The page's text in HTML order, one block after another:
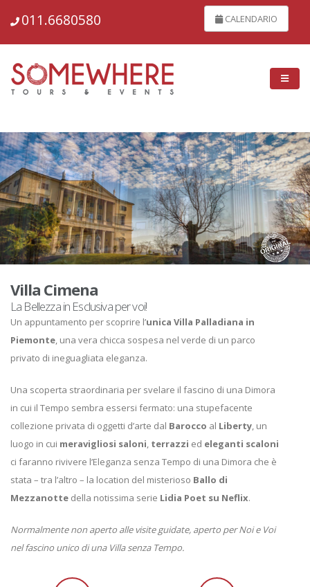
011.6680580 CALENDARIO
Villa Cimena
La Bellezza in Esclusiva per voi!
Un appuntamento per scoprire l’unica Villa Palladiana in
Piemonte, una vera chicca sospesa nel verde di un parco
privato di ineguagliata eleganza.
Una scoperta straordinaria per svelare il fascino di una Dimora
in cui il Tempo sembra essersi fermato: una stupefacente
collezione privata di oggetti d’arte dal Barocco al Liberty, un
luogo in cui meravigliosi saloni, terrazzi ed eleganti scaloni
ci faranno rivivere l’Eleganza senza Tempo di una Dimora che è
stata – tra l’altro – la location del misterioso Ballo di
Mezzanotte della notissima serie Lidia Poet su Neflix.
Normalmente non aperto alle visite guidate, aperto per Noi e Voi
nel fascino unico di una Villa senza Tempo.